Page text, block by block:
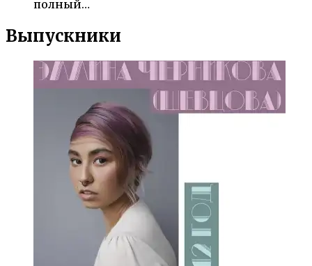
полный…
Выпускники